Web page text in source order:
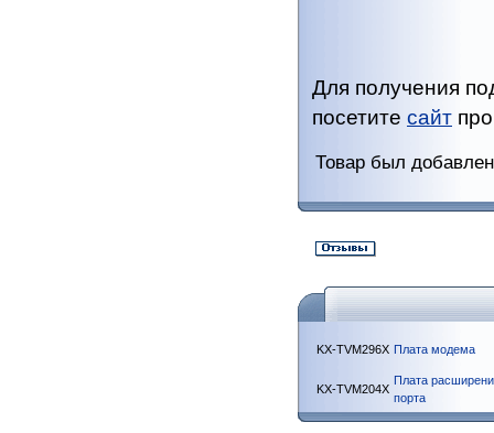
Для получения
посетите сайт
Товар был
KX-TVM296X Плата модема
KX-TVM204X
Плата
порта